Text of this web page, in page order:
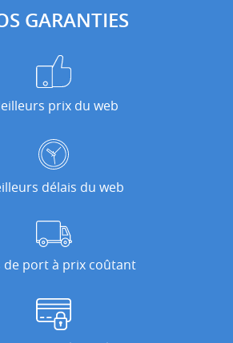
GARANTIES
prix du web
délais du web
de port à prix coûtant